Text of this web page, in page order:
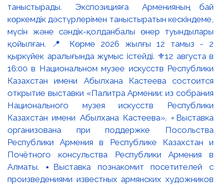
таныстырады. Экспозицияға Арменияның бай
көркемдік дәстүрлерімен таныстыратын кескіндеме,
мүсін және сәндік-қолданбалы өнер туындылары
қойылған. 📍 Көрме 2026 жылғы 12 тамыз - 2
қыркүйек аралығында жұмыс істейді. ⚜️12 августа в
16:00 в Национальном музее искусств Республики
Казахстан имени Абылхана Кастеева состоится
открытие выставки «Палитра Армении: из собрания
Национального музея искусств Республики
Казахстан имени Абылхана Кастеева». ▫️Выставка
организована при поддержке Посольства
Республики Армения в Республике Казахстан и
Почётного консульства Республики Армения в
Алматы. ▪️Выставка познакомит посетителей с
произведениями известных армянских художников